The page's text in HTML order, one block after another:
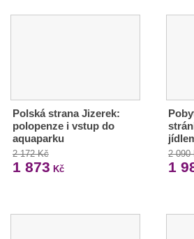
Polská strana Jizerek:
polopenze i vstup do
aquaparku
2 172 Kč
1 873 Kč
2 090
1